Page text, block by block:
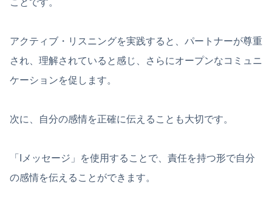
アクティブ・リスニングを実践すると、パートナーが尊重
され、理解されていると感じ、さらにオープンなコミュニ
ケーションを促します。
次に、自分の感情を正確に伝えることも大切です。
「Iメッセージ」を使用することで、責任を持つ形で自分
の感情を伝えることができます。